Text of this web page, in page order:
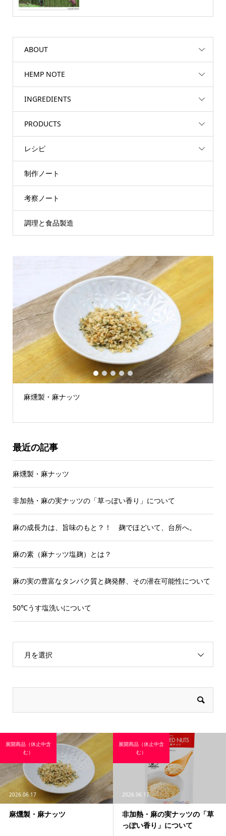
ABOUT
HEMP NOTE
INGREDIENTS
PRODUCTS
レシピ
制作ノート
考察ノート
調理と食品製造
麻燻製・麻ナッツ
1 2 3 4 5
最近の記事
麻燻製・麻ナッツ
非加熱・麻の実ナッツの「草っぽい香り」について
麻の成長力は、旨味のもと？！ 麹でほどいて、台所へ。
麻の素（麻ナッツ塩麹）とは？
麻の実の豊富なタンパク質と麹発酵、その潜在可能性について
50℃うす塩洗いについて
月を選択
2026.06.17
麻燻製・麻ナッツ
展開商品（休止中含
む）
2026.06.17
非加熱・麻の実ナッツの「草
っぽい香り」について
展開商品（休止中含
む）